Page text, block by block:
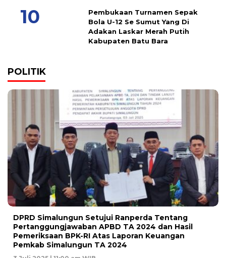
Pembukaan Turnamen Sepak
Bola U-12 Se Sumut Yang Di
Adakan Laskar Merah Putih
Kabupaten Batu Bara
POLITIK
DPRD Simalungun Setujui Ranperda Tentang
Pertanggungjawaban APBD TA 2024 dan Hasil
Pemeriksaan BPK-RI Atas Laporan Keuangan
Pemkab Simalungun TA 2024